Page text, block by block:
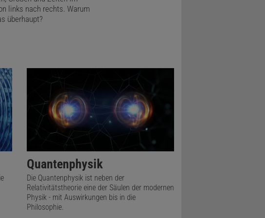
Gauß-Glocke
deshalb herausfinden,
Pulsformen eine
Zahlen – Die
links nach rechts. Warum
überhaupt?
Quantenphysik
Die Quantenphysik ist neben der
Relativitätstheorie eine der Säulen der modernen
Physik - mit Auswirkungen bis in die
Philosophie.